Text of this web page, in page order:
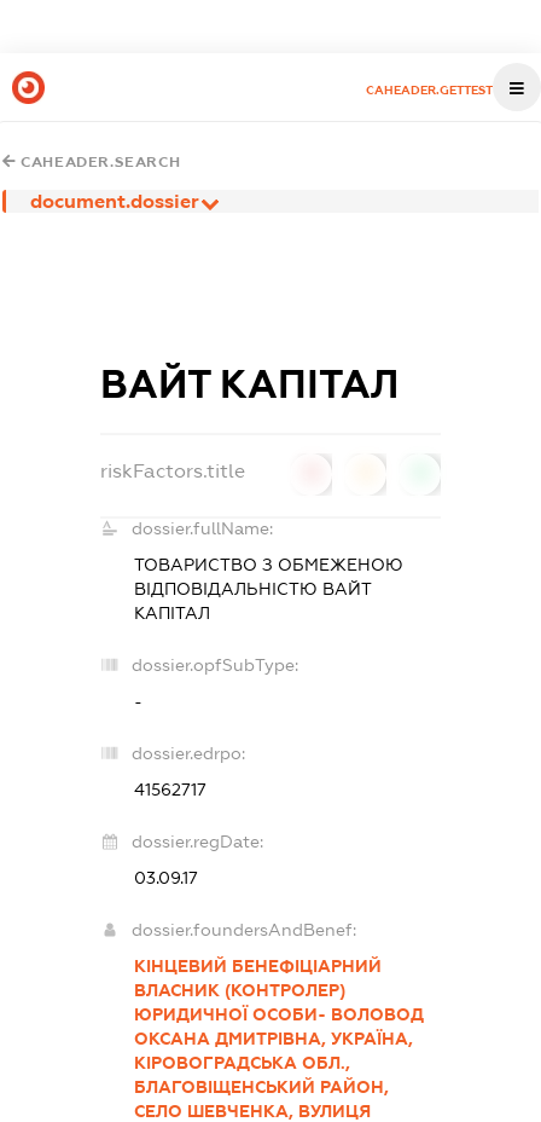
CAHEADER.GETTEST
CAHEADER.SEARCH
document.dossier
ВАЙТ КАПІТАЛ
riskFactors.title
dossier.fullName:
ТОВАРИСТВО З ОБМЕЖЕНОЮ
ВІДПОВІДАЛЬНІСТЮ ВАЙТ
КАПІТАЛ
dossier.opfSubType:
-
dossier.edrpo:
41562717
dossier.regDate:
03.09.17
dossier.foundersAndBenef:
КІНЦЕВИЙ БЕНЕФІЦІАРНИЙ
ВЛАСНИК (КОНТРОЛЕР)
ЮРИДИЧНОЇ ОСОБИ- ВОЛОВОД
ОКСАНА ДМИТРІВНА, УКРАЇНА,
КІРОВОГРАДСЬКА ОБЛ.,
БЛАГОВІЩЕНСЬКИЙ РАЙОН,
СЕЛО ШЕВЧЕНКА, ВУЛИЦЯ